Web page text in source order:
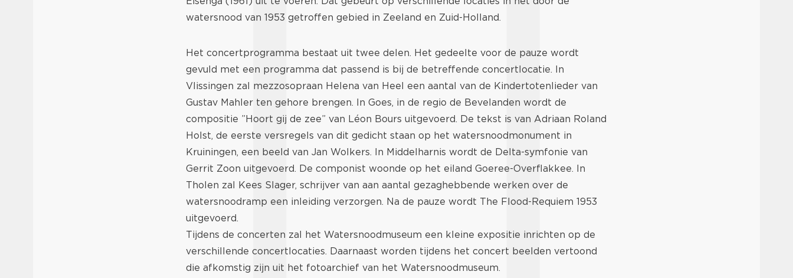
watersnood van 1953 getroffen gebied in Zeeland en Zuid-Holland.
Het concertprogramma bestaat uit twee delen. Het gedeelte voor de pauze wordt
gevuld met een programma dat passend is bij de betreffende concertlocatie. In
Vlissingen zal mezzosopraan Helena van Heel een aantal van de Kindertotenlieder van
Gustav Mahler ten gehore brengen. In Goes, in de regio de Bevelanden wordt de
compositie ”Hoort gij de zee” van Léon Bours uitgevoerd. De tekst is van Adriaan Roland
Holst, de eerste versregels van dit gedicht staan op het watersnoodmonument in
Kruiningen, een beeld van Jan Wolkers. In Middelharnis wordt de Delta-symfonie van
Gerrit Zoon uitgevoerd. De componist woonde op het eiland Goeree-Overflakkee. In
Tholen zal Kees Slager, schrijver van aan aantal gezaghebbende werken over de
watersnoodramp een inleiding verzorgen. Na de pauze wordt The Flood-Requiem 1953
uitgevoerd.
Tijdens de concerten zal het Watersnoodmuseum een kleine expositie inrichten op de
verschillende concertlocaties. Daarnaast worden tijdens het concert beelden vertoond
die afkomstig zijn uit het fotoarchief van het Watersnoodmuseum.